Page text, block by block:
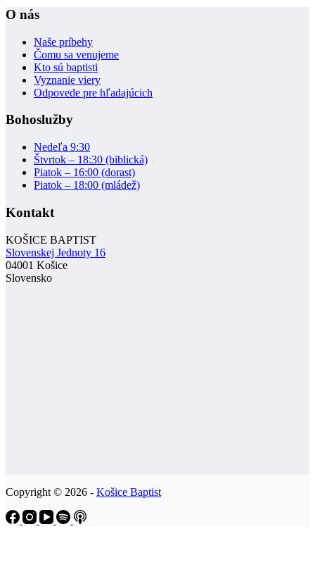
O nás
Naše príbehy
Čomu sa venujeme
Kto sú baptisti
Vyznanie viery
Odpovede pre hľadajúcich
Bohoslužby
Nedeľa 9:30
Štvrtok – 18:30 (biblická)
Piatok – 16:00 (dorast)
Piatok – 18:00 (mládež)
Kontakt
KOŠICE BAPTIST
Slovenskej Jednoty 16
04001 Košice
Slovensko
Copyright © 2026 - Košice Baptist